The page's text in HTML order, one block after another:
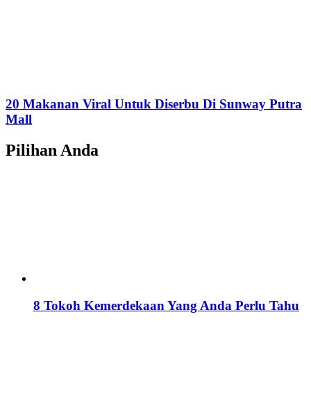
20 Makanan Viral Untuk Diserbu Di Sunway Putra
Mall
Pilihan Anda
8 Tokoh Kemerdekaan Yang Anda Perlu Tahu